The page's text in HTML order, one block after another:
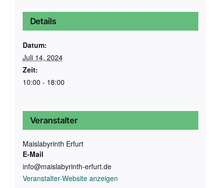
Details
Datum:
Juli 14, 2024
Zeit:
10:00 - 18:00
Veranstalter
Maislabyrinth Erfurt
E-Mail
info@maislabyrinth-erfurt.de
Veranstalter-Website anzeigen